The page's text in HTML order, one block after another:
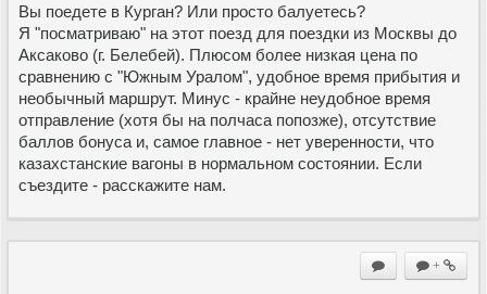
Вы поедете в Курган? Или просто балуетесь?
Я "посматриваю" на этот поезд для поездки из Москвы до
Аксаково (г. Белебей). Плюсом более низкая цена по
сравнению с "Южным Уралом", удобное время прибытия и
необычный маршрут. Минус - крайне неудобное время
отправление (хотя бы на полчаса попозже), отсутствие
баллов бонуса и, самое главное - нет уверенности, что
казахстанские вагоны в нормальном состоянии. Если
съездите - расскажите нам.
+